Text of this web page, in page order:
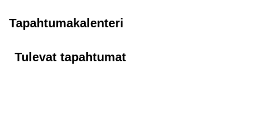
Tapahtumakalenteri
Tulevat tapahtumat